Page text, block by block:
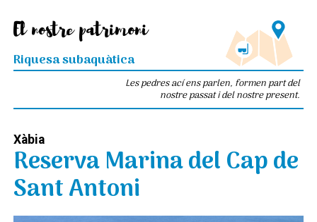
El nostre patrimoni
Riquesa subaquàtica
Les pedres ací ens parlen, formen part del
nostre passat i del nostre present.
Xàbia
Reserva Marina del Cap de
Sant Antoni